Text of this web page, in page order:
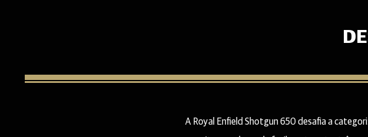
A Royal Enfield Shotgun 650 desafia a